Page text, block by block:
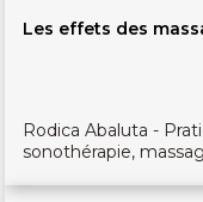
Les effets des
Rodica Abaluta -
sonothérapie,